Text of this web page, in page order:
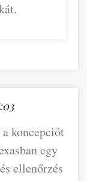
koncepciót
egy
ellenőrzés